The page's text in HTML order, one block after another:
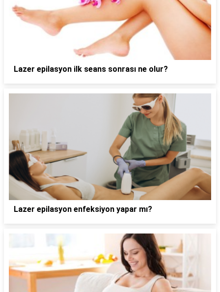
Lazer epilasyon ilk seans sonrası ne olur?
Lazer epilasyon enfeksiyon yapar mı?